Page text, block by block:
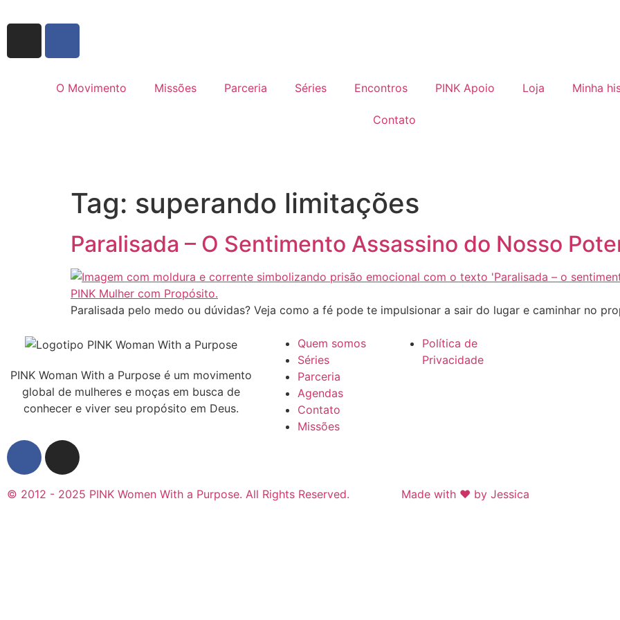
O Movimento Missões Parceria Séries Encontros PINK Apoio Loja Minha
Contato
Tag: superando limitações
Paralisada – O Sentimento Assassino do Nosso
Paralisada pelo medo ou dúvidas? Veja como a fé pode te impulsionar a sair do lugar e caminhar no
PINK Woman With a Purpose é um movimento
global de mulheres e moças em busca de
conhecer e viver seu propósito em Deus.
Quem somos
Séries
Parceria
Agendas
Contato
Missões
Política de
Privacidade
© 2012 - 2025 PINK Women With a Purpose. All Rights Reserved. Made with ❤ by Jessica